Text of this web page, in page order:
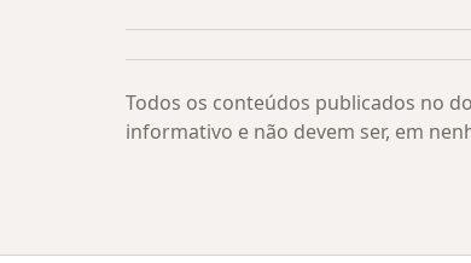
Todos os conteúdos publicados no
informativo e não devem ser, em